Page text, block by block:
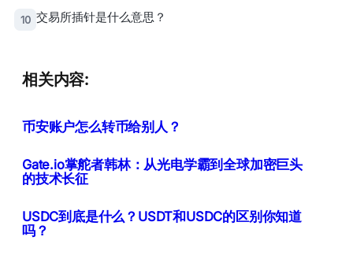
10 交易所插针是什么意思？
相关内容:
币安账户怎么转币给别人？
Gate.io掌舵者韩林：从光电学霸到全球加密巨头
的技术长征
USDC到底是什么？USDT和USDC的区别你知道
吗？